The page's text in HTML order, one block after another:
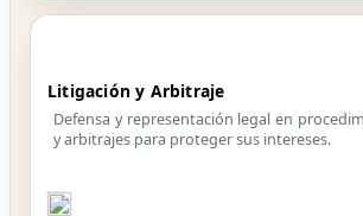
Litigación y Arbitraje
Defensa y representación legal en
y arbitrajes para proteger sus intereses.